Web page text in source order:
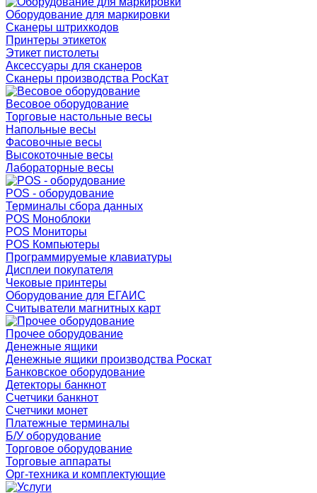
Оборудование для маркировки
Сканеры штрихкодов
Принтеры этикеток
Этикет пистолеты
Аксессуары для сканеров
Сканеры производства РосКат
Весовое оборудование
Торговые настольные весы
Напольные весы
Фасовочные весы
Высокоточные весы
Лабораторные весы
POS - оборудование
Терминалы сбора данных
POS Моноблоки
POS Мониторы
POS Компьютеры
Программируемые клавиатуры
Дисплеи покупателя
Чековые принтеры
Оборудование для ЕГАИС
Считыватели магнитных карт
Прочее оборудование
Денежные ящики
Денежные ящики производства Роскат
Банковское оборудование
Детекторы банкнот
Счетчики банкнот
Счетчики монет
Платежные терминалы
Б/У оборудование
Торговое оборудование
Торговые аппараты
Орг-техника и комплектующие